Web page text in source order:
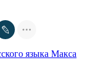
языка Макса